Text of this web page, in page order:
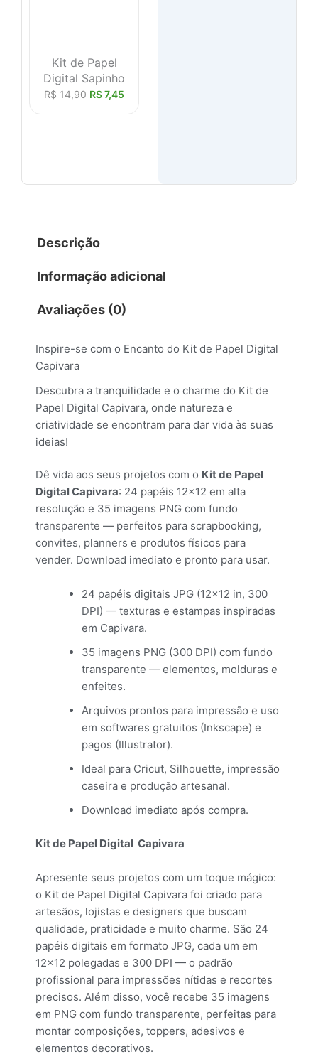
Kit de Papel
Digital Sapinho
R$14,90 R$7,45
Descrição
Informação adicional
Avaliações (0)
Inspire-se com o Encanto do Kit de Papel Digital
Capivara
Descubra a tranquilidade e o charme do Kit de
Papel Digital Capivara, onde natureza e
criatividade se encontram para dar vida às suas
ideias!
Dê vida aos seus projetos com o Kit de Papel
Digital Capivara: 24 papéis 12×12 em alta
resolução e 35 imagens PNG com fundo
transparente — perfeitos para scrapbooking,
convites, planners e produtos físicos para
vender. Download imediato e pronto para usar.
24 papéis digitais JPG (12×12 in, 300
DPI) — texturas e estampas inspiradas
em Capivara.
35 imagens PNG (300 DPI) com fundo
transparente — elementos, molduras e
enfeites.
Arquivos prontos para impressão e uso
em softwares gratuitos (Inkscape) e
pagos (Illustrator).
Ideal para Cricut, Silhouette, impressão
caseira e produção artesanal.
Download imediato após compra.
Kit de Papel Digital Capivara
Apresente seus projetos com um toque mágico:
o Kit de Papel Digital Capivara foi criado para
artesãos, lojistas e designers que buscam
qualidade, praticidade e muito charme. São 24
papéis digitais em formato JPG, cada um em
12×12 polegadas e 300 DPI — o padrão
profissional para impressões nítidas e recortes
precisos. Além disso, você recebe 35 imagens
em PNG com fundo transparente, perfeitas para
montar composições, toppers, adesivos e
elementos decorativos.